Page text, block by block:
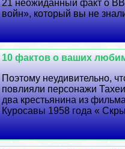
21 неожиданный факт о
войн», который вы не
10 фактов о ваших
Поэтому неудивительно,
повлияли персонажи
два крестьянина из
Куросавы 1958 года «